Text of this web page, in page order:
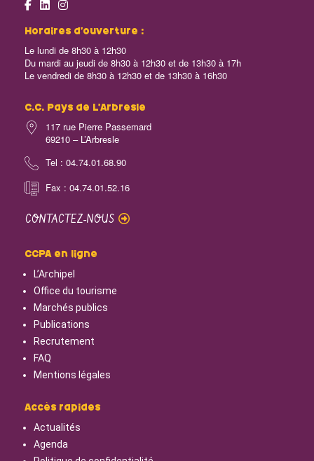
Horaires d’ouverture :
Le lundi de 8h30 à 12h30
Du mardi au jeudi de 8h30 à 12h30 et de 13h30 à 17h
Le vendredi de 8h30 à 12h30 et de 13h30 à 16h30
C.C. Pays de L’Arbresle
117 rue Pierre Passemard
69210 – L’Arbresle
Tel : 04.74.01.68.90
Fax : 04.74.01.52.16
CONTACTEZ-NOUS
CCPA en ligne
L’Archipel
Office du tourisme
Marchés publics
Publications
Recrutement
FAQ
Mentions légales
Accès rapides
Actualités
Agenda